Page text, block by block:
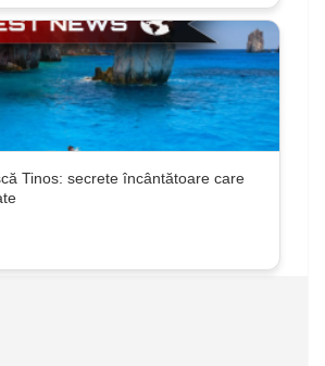
Tinos: secrete încântătoare care